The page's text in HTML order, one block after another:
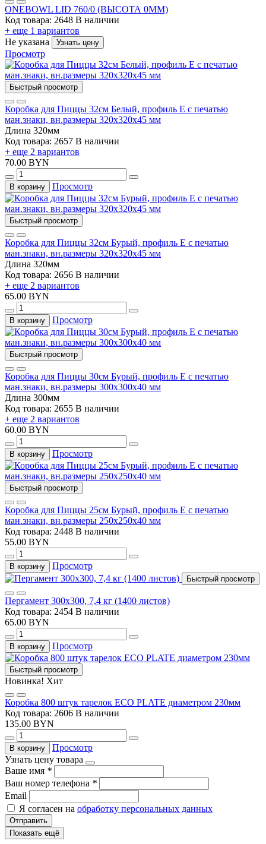
ONEBOWL LID 760/0 (ВЫСОТА 0ММ)
Код товара: 2648 В наличии
+ еще 1 вариантов
Не указана
Узнать цену
Просмотр
Быстрый просмотр
Коробка для Пиццы 32см Белый, профиль Е с печатью
ман.знаки, вн.размеры 320х320х45 мм
Длина 320мм
Код товара: 2657 В наличии
+ еще 2 вариантов
70.00 BYN
В корзину Просмотр
Быстрый просмотр
Коробка для Пиццы 32см Бурый, профиль Е с печатью
ман.знаки, вн.размеры 320х320х45 мм
Длина 320мм
Код товара: 2656 В наличии
+ еще 2 вариантов
65.00 BYN
В корзину Просмотр
Быстрый просмотр
Коробка для Пиццы 30см Бурый, профиль Е с печатью
ман.знаки, вн.размеры 300х300х40 мм
Длина 300мм
Код товара: 2655 В наличии
+ еще 2 вариантов
60.00 BYN
В корзину Просмотр
Быстрый просмотр
Коробка для Пиццы 25см Бурый, профиль Е с печатью
ман.знаки, вн.размеры 250х250х40 мм
Код товара: 2448 В наличии
55.00 BYN
В корзину Просмотр
Быстрый просмотр
Пергамент 300х300, 7,4 кг (1400 листов)
Код товара: 2454 В наличии
65.00 BYN
В корзину Просмотр
Быстрый просмотр
Новинка! Хит
Коробка 800 штук тарелок ECO PLATE диаметром 230мм
Код товара: 2606 В наличии
135.00 BYN
В корзину
Просмотр
Узнать цену товара
Ваше имя *
Ваш номер телефона *
Email
Я согласен на обработку персональных данных
Отправить
Показать ещё